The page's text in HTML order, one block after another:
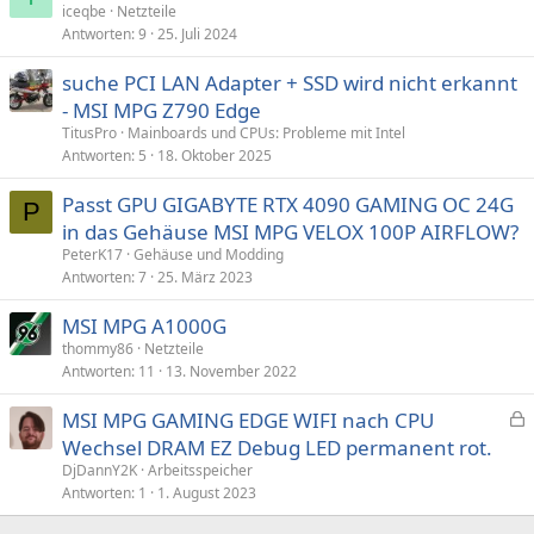
:
iceqbe
Netzteile
Antworten 9 25. Juli 2024
suche PCI LAN Adapter + SSD wird nicht erkannt
- MSI MPG Z790 Edge
TitusPro Mainboards und CPUs: Probleme mit Intel
Antworten 5 18. Oktober 2025
P
Passt GPU GIGABYTE RTX 4090 GAMING OC 24G
in das Gehäuse MSI MPG VELOX 100P AIRFLOW?
PeterK17 Gehäuse und Modding
Antworten 7 25. März 2023
MSI MPG A1000G
thommy86 Netzteile
Antworten 11 13. November 2022
e
MSI MPG GAMING EDGE WIFI nach CPU
Wechsel DRAM EZ Debug LED permanent rot.
DjDannY2K Arbeitsspeicher
Antworten 1 1. August 2023